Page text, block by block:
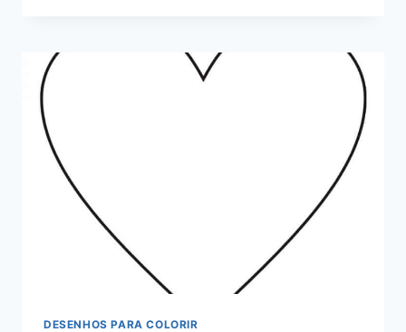
DESENHOS PARA COLORIR